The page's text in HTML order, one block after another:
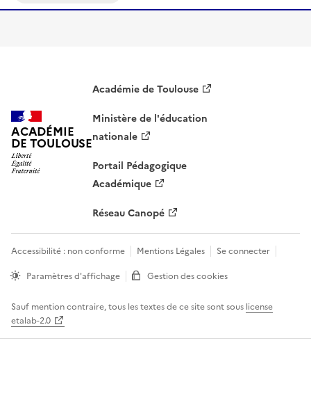
ACADÉMIE
DE TOULOUSE
Académie de Toulouse
Ministère de l'éducation
nationale
Portail Pédagogique
Académique
Réseau Canopé
Accessibilité : non conforme Mentions Légales
Se connecter
Paramètres d'affichage
Gestion des cookies
Sauf mention contraire, tous les textes de ce site sont sous license
etalab-2.0